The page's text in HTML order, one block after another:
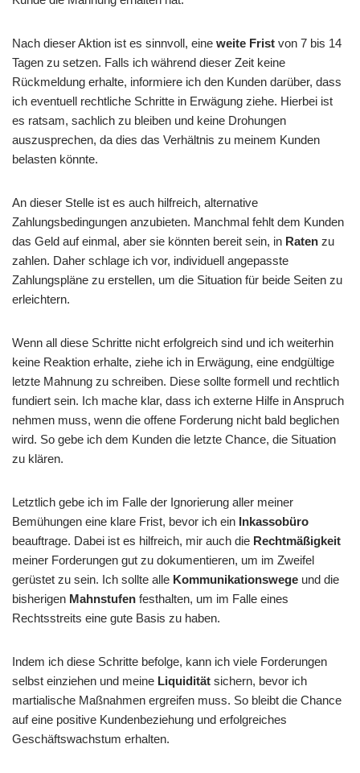
Nach dieser Aktion ist es sinnvoll, eine weite Frist von 7 bis 14
Tagen zu setzen. Falls ich während dieser Zeit keine
Rückmeldung erhalte, informiere ich den Kunden darüber, dass
ich eventuell rechtliche Schritte in Erwägung ziehe. Hierbei ist
es ratsam, sachlich zu bleiben und keine Drohungen
auszusprechen, da dies das Verhältnis zu meinem Kunden
belasten könnte.
An dieser Stelle ist es auch hilfreich, alternative
Zahlungsbedingungen anzubieten. Manchmal fehlt dem Kunden
das Geld auf einmal, aber sie könnten bereit sein, in Raten zu
zahlen. Daher schlage ich vor, individuell angepasste
Zahlungspläne zu erstellen, um die Situation für beide Seiten zu
erleichtern.
Wenn all diese Schritte nicht erfolgreich sind und ich weiterhin
keine Reaktion erhalte, ziehe ich in Erwägung, eine endgültige
letzte Mahnung zu schreiben. Diese sollte formell und rechtlich
fundiert sein. Ich mache klar, dass ich externe Hilfe in Anspruch
nehmen muss, wenn die offene Forderung nicht bald beglichen
wird. So gebe ich dem Kunden die letzte Chance, die Situation
zu klären.
Letztlich gebe ich im Falle der Ignorierung aller meiner
Bemühungen eine klare Frist, bevor ich ein Inkassobüro
beauftrage. Dabei ist es hilfreich, mir auch die Rechtmäßigkeit
meiner Forderungen gut zu dokumentieren, um im Zweifel
gerüstet zu sein. Ich sollte alle Kommunikationswege und die
bisherigen Mahnstufen festhalten, um im Falle eines
Rechtsstreits eine gute Basis zu haben.
Indem ich diese Schritte befolge, kann ich viele Forderungen
selbst einziehen und meine Liquidität sichern, bevor ich
martialische Maßnahmen ergreifen muss. So bleibt die Chance
auf eine positive Kundenbeziehung und erfolgreiches
Geschäftswachstum erhalten.